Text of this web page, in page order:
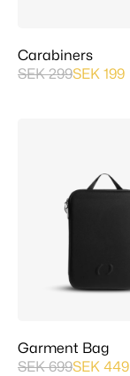
Carabiners
SEK 299SEK 199
Garment Bag
SEK 699SEK 449